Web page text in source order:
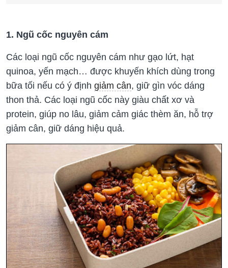
1. Ngũ cốc nguyên cám
Các loại ngũ cốc nguyên cám như gạo lứt, hạt
quinoa, yến mạch… được khuyến khích dùng trong
bữa tối nếu có ý định giảm cân, giữ gìn vóc dáng
thon thả. Các loại ngũ cốc này giàu chất xơ và
protein, giúp no lâu, giảm cảm giác thèm ăn, hỗ trợ
giảm cân, giữ dáng hiệu quả.